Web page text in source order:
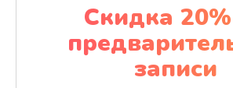
Чистка от пыли
1060 руб.
Заказать
Скидка
записи